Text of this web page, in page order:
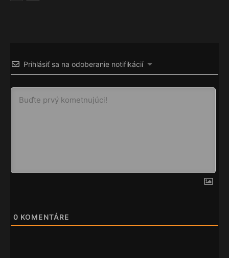
Prihlásiť sa na odoberanie notifikácií
0 KOMENTÁRE